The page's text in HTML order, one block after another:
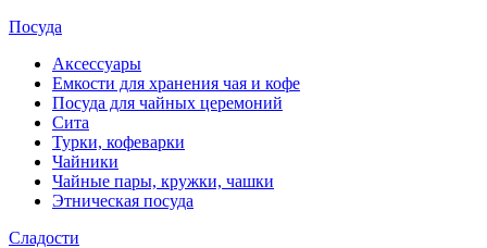
Посуда
Аксессуары
Емкости для хранения чая и кофе
Посуда для чайных церемоний
Сита
Турки, кофеварки
Чайники
Чайные пары, кружки, чашки
Этническая посуда
Сладости